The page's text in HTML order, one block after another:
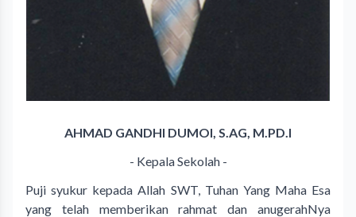
AHMAD GANDHI DUMOI, S.AG, M.PD.I
- Kepala Sekolah -
Puji syukur kepada Allah SWT, Tuhan Yang Maha Esa
yang telah memberikan rahmat dan anugerahNya